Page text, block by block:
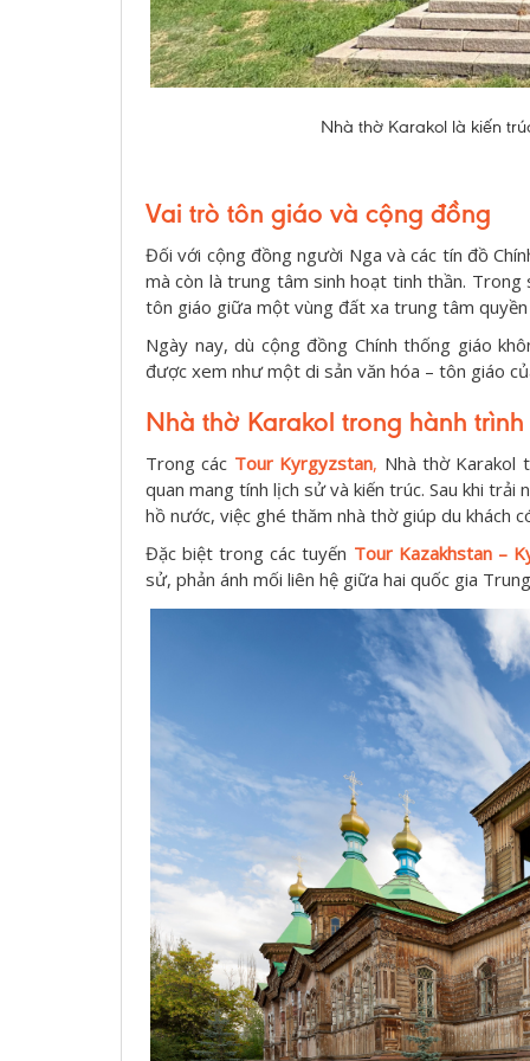
Nhà thờ Karakol là kiến
Vai trò tôn giáo và cộng đồng
Đối với cộng đồng người Nga và các tín đồ
mà còn là trung tâm sinh hoạt tinh thần.
tôn giáo giữa một vùng đất xa trung tâm
Ngày nay, dù cộng đồng Chính thống giáo
được xem như một di sản văn hóa – tôn giáo
Nhà thờ Karakol trong hành
Trong các Tour Kyrgyzstan, Nhà thờ Karakol
quan mang tính lịch sử và kiến trúc. Sau khi trải
hồ nước, việc ghé thăm nhà thờ giúp du khách
Đặc biệt trong các tuyến Tour Kazakhstan –
sử, phản ánh mối liên hệ giữa hai quốc gia